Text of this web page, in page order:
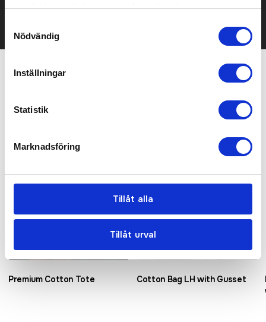
samlat in när du har använt deras tjänster.
Nödvändig
Inställningar
Statistik
Marknadsföring
Tillåt alla
Tillåt urval
Premium Cotton Tote Cotton Bag LH with Gusset